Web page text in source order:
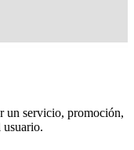
un servicio, promoción,
usuario.